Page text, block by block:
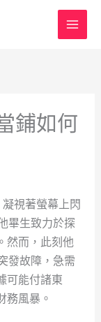
鋪如何
視著螢幕上閃
畢生致力於探
然而，此刻他
發故障，急需
可能付諸東
務風暴。